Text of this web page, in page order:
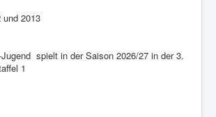
und 2013
spielt in der Saison 2026/27 in der 3.
1